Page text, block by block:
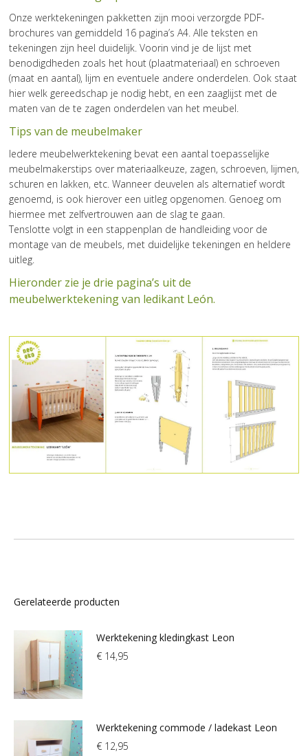
Onze werktekeningen pakketten zijn mooi verzorgde PDF-
brochures van gemiddeld 16 pagina’s A4. Alle teksten en
tekeningen zijn heel duidelijk. Voorin vind je de lijst met
benodigdheden zoals het hout (plaatmateriaal) en schroeven
(maat en aantal), lijm en eventuele andere onderdelen. Ook staat
hier welk gereedschap je nodig hebt, en een zaaglijst met de
maten van de te zagen onderdelen van het meubel.
Tips van de meubelmaker
Iedere meubelwerktekening bevat een aantal toepasselijke
meubelmakerstips over materiaalkeuze, zagen, schroeven, lijmen,
schuren en lakken, etc. Wanneer deuvelen als alternatief wordt
genoemd, is ook hierover een uitleg opgenomen. Genoeg om
hiermee met zelfvertrouwen aan de slag te gaan.
Tenslotte volgt in een stappenplan de handleiding voor de
montage van de meubels, met duidelijke tekeningen en heldere
uitleg.
Hieronder zie je drie pagina’s uit de
meubelwerktekening van ledikant León.
Gerelateerde producten
Werktekening kledingkast Leon
€ 14,95
Werktekening commode / ladekast Leon
€ 12,95